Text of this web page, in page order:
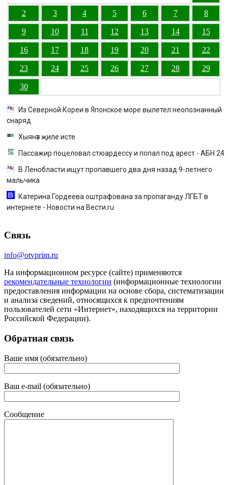
2 3 4 5 6 7 8
9 10 11 12 13 14 15
16 17 18 19 20 21 22
23 24 25 26 27 28 29
30
Из Северной Кореи в Японское море вылетел неопознанный
снаряд
Хыянәт җиле исте
Пассажир поцеловал стюардессу и попал под арест - АБН 24
В Ленобласти ищут пропавшего два дня назад 9-летнего
мальчика
Катерина Гордеева оштрафована за пропаганду ЛГБТ в
интернете - Новости на Вести.ru
Связь
info@otvprim.ru
На информационном ресурсе (сайте) применяются
рекомендательные технологии (информационные технологии
предоставления информации на основе сбора, систематизации
и анализа сведений, относящихся к предпочтениям
пользователей сети «Интернет», находящихся на территории
Российской Федерации).
Обратная связь
Ваше имя (обязательно)
Ваш e-mail (обязательно)
Сообщение